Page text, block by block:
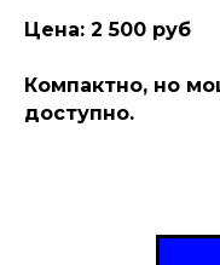
Цена: 2 500 руб
Компактно, но
доступно.